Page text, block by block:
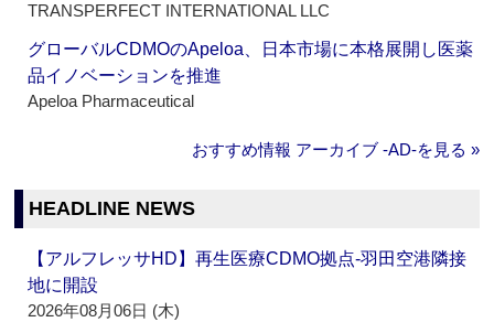
TRANSPERFECT INTERNATIONAL LLC
グローバルCDMOのApeloa、日本市場に本格展開し医薬
品イノベーションを推進
Apeloa Pharmaceutical
おすすめ情報 アーカイブ ‐AD‐を見る »
HEADLINE NEWS
【アルフレッサHD】再生医療CDMO拠点‐羽田空港隣接
地に開設
2026年08月06日 (木)